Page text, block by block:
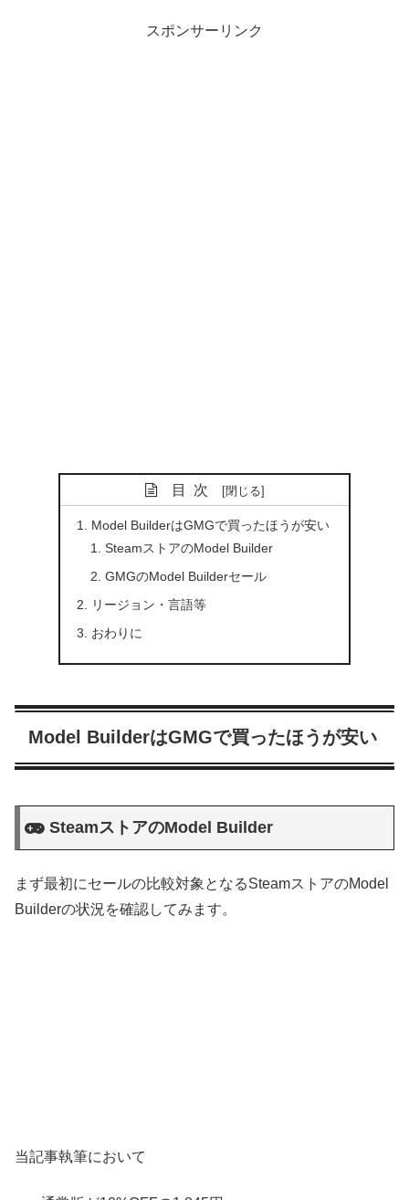
スポンサーリンク
目次
Model BuilderはGMGで買ったほうが安い
SteamストアのModel Builder
GMGのModel Builderセール
リージョン・言語等
おわりに
Model BuilderはGMGで買ったほうが安い
SteamストアのModel Builder
まず最初にセールの比較対象となるSteamストアのModel
Builderの状況を確認してみます。
当記事執筆において